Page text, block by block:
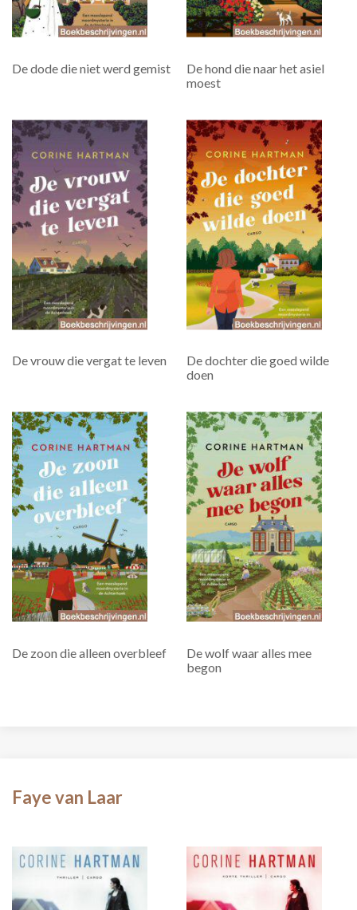
De dode die niet werd gemist
De hond die naar het asiel
moest
De vrouw die vergat te leven
De dochter die goed wilde
doen
De zoon die alleen overbleef
De wolf waar alles mee
begon
Faye van Laar